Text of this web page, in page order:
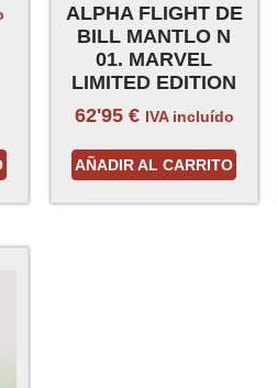
ALPHA FLIGHT DE
BILL MANTLO N
01. MARVEL
LIMITED EDITION
62'95 € IVA incluído
AÑADIR AL CARRITO